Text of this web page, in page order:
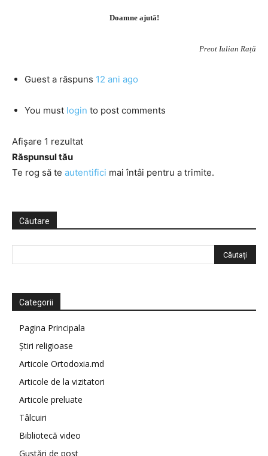
Doamne ajută!
Preot Iulian Rață
Guest a răspuns 12 ani ago
You must login to post comments
Afișare 1 rezultat
Răspunsul tău
Te rog să te autentifici mai întâi pentru a trimite.
Căutare
Categorii
Pagina Principala
Știri religioase
Articole Ortodoxia.md
Articole de la vizitatori
Articole preluate
Tâlcuiri
Bibliotecă video
Gustări de post